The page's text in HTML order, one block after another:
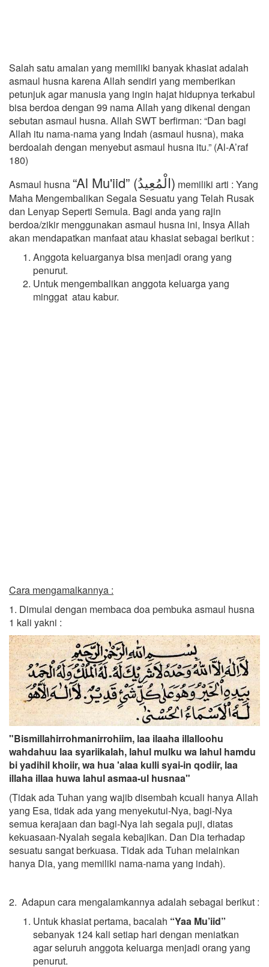
Salah satu amalan yang memiliki banyak khasiat adalah
asmaul husna karena Allah sendiri yang memberikan
petunjuk agar manusia yang ingin hajat hidupnya terkabul
bisa berdoa dengan 99 nama Allah yang dikenal dengan
sebutan asmaul husna. Allah SWT berfirman: “Dan bagi
Allah itu nama-nama yang Indah (asmaul husna), maka
berdoalah dengan menyebut asmaul husna itu.” (Al-A’raf
180)
Asmaul husna
“Al Mu'iid” (الْمُعِيدُ) memiliki arti : Yang
Maha Mengembalikan Segala Sesuatu yang Telah Rusak
dan Lenyap Seperti Semula. Bagi anda yang rajin
berdoa/zikir menggunakan asmaul husna ini, Insya Allah
akan mendapatkan manfaat atau khasiat sebagai berikut :
Anggota keluarganya bisa menjadi orang yang
penurut.
Untuk mengembalikan anggota keluarga yang
minggat atau kabur.
Cara mengamalkannya :
1. Dimulai dengan membaca doa pembuka asmaul husna
1 kali yakni :
"Bismillahirrohmanirrohiim, laa ilaaha illalloohu
wahdahuu laa syariikalah, lahul mulku wa lahul hamdu
bi yadihil khoiir, wa hua 'alaa kulli syai-in qodiir, laa
illaha illaa huwa lahul asmaa-ul husnaa"
(Tidak ada Tuhan yang wajib disembah kcuali hanya Allah
yang Esa, tidak ada yang menyekutui-Nya, bagi-Nya
semua kerajaan dan bagi-Nya lah segala puji, diatas
kekuasaan-Nyalah segala kebajikan. Dan Dia terhadap
sesuatu sangat berkuasa. Tidak ada Tuhan melainkan
hanya Dia, yang memiliki nama-nama yang indah).
2. Adapun cara mengalamkannya adalah sebagai berikut :
Untuk khasiat pertama, bacalah “Yaa Mu’iid”
sebanyak 124 kali setiap hari dengan meniatkan
agar seluruh anggota keluarga menjadi orang yang
penurut.